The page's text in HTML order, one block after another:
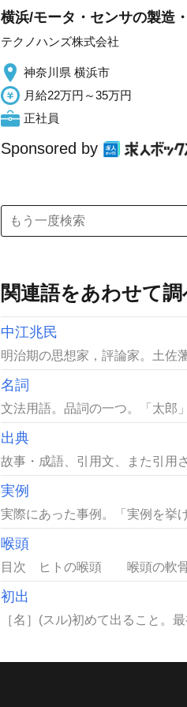
横浜/モータ・センサの製造
テクノハンズ株式会社
神奈川県 横浜市
月給22万円～35万円
正社員
Sponsored by
関連語をあわせて調
中江兆民
明治期の思想家，評論家。土佐
名詞
文法用語。品詞の一つ。「太郎
出典
故事・成語、引用文、また引用
実例
実際にあった事例。「実例を挙
喉頭
目次 ヒトの喉頭 喉頭の軟
初出
［名］(スル)初めて出ること。